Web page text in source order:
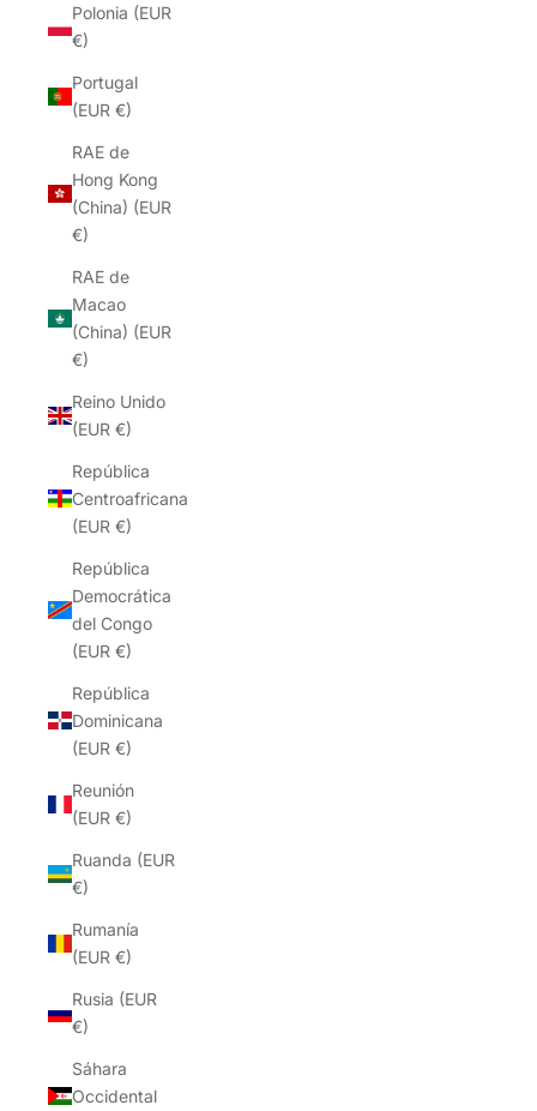
Polonia (EUR
€)
Portugal
(EUR €)
RAE de
Hong Kong
(China) (EUR
€)
RAE de
Macao
(China) (EUR
€)
Reino Unido
(EUR €)
República
Centroafricana
(EUR €)
República
Democrática
del Congo
(EUR €)
República
Dominicana
(EUR €)
Reunión
(EUR €)
Ruanda (EUR
€)
Rumanía
(EUR €)
Rusia (EUR
€)
Sáhara
Occidental